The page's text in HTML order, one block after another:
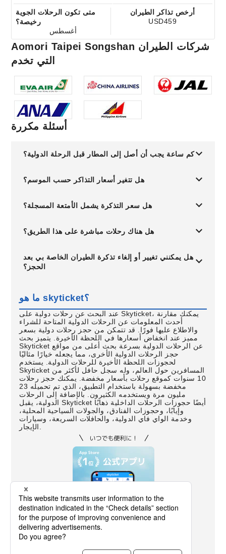
متى تكون الرحلات الجوية
رخيصة؟
أغسطس
أرخص تذاكر الطيران
USD459
Aomori Taipei Songshan شركات الطيران
التي تخدم
أسئلة مكررة
كم ساعة يجب أن أصل إلى المطار قبل الرحلة الدولية؟
هل تتغير أسعار التذاكر حسب الموسم؟
هل سعر التذكرة يشمل الأمتعة المسجلة؟
هل هناك رحلات مباشرة على هذا الطريق؟
هل يمكنني تغيير أو إلغاء تذكرة الطيران الخاصة بي بعد
الحجز؟
ما هو skyticket؟
عند البحث عن رحلات دولية على Skyticket، يمكنك مقارنة
أحدث المعلومات عن الرحلات الدولية المتاحة للشراء
والاطلاع عليها فورًا. قد تتمكن من حجز رحلات دولية بسعر
مميز عند انخفاض أسعارها في اللحظة الأخيرة. يتميز بحث
Skyticket عن الرحلات الدولية بسرعة بحث أعلى من مواقع
حجز الرحلات الدولية الأخرى، مما يجعله خيارًا مثاليًا
لحجوزات اللحظة الأخيرة للرحلات الدولية. يستخدم
Skyticket المسافرين حول العالم، وله سجل حافل لأكثر من
10 سنوات كموقع رحلات بأسعار مخفضة. يمكنك حجز رحلات
مخفضة بسهولة باستخدام التطبيق، الذي تم تحميله 23
مليون مرة ويستخدمه الكثيرون. بالإضافة إلى الرحلات
الدولية، يقبل Skyticket أيضًا حجوزات الرحلات الداخلية ذهابًا
وإيابًا، وحجوزات الفنادق، والجولات السياحية المحلية،
وخدمة الواي فاي الدولية، والحافلات السريعة، وسيارات